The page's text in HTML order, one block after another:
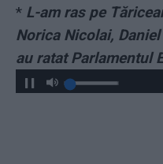
* L-am ras pe
Norica Nicolai,
au ratat Parlamentul